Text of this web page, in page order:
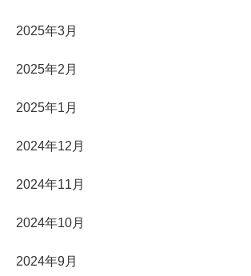
2025年3月
2025年2月
2025年1月
2024年12月
2024年11月
2024年10月
2024年9月